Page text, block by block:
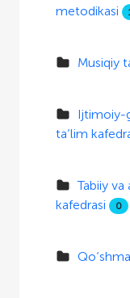
metodikasi
Musiqiy
Ijtimoiy-
ta’lim
Tabiiy
kafedrasi
0